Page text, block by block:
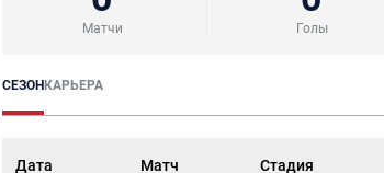
Матчи Голы
СЕЗОНКАРЬЕРА
Дата Матч Стадия